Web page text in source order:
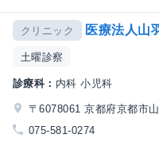
クリニック 医療法人山
土曜診察
診療科： 内科 小児科
〒6078061 京都府京都市
075-581-0274